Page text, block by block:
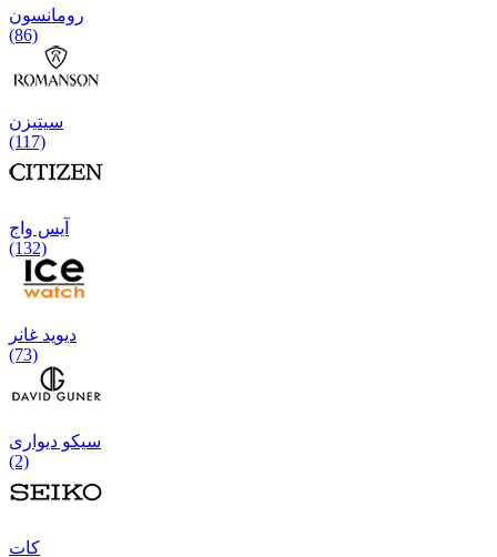
رومانسون
(86)
سیتیزن
(117)
آیس واج
(132)
دیوید غانر
(73)
سیکو دیواری
(2)
كات